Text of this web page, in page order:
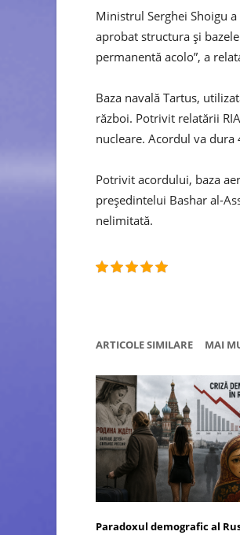
Ministrul Serghei Shoigu
aprobat structura și
permanentă acolo”, a
Baza navală Tartus,
război. Potrivit relatării
nucleare. Acordul va
Potrivit acordului, baza
președintelui Bashar al-
nelimitată.
ARTICOLE SIMILARE MAI
Paradoxul demografic al